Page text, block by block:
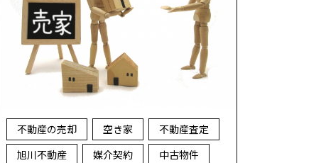
不動産の売却 空き家
不動産査定
旭川不動産
媒介契約
中古物件